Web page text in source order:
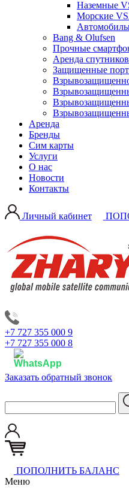
Наземные
Морские
Bang & Olufsen
Прочные
Аренда
Защищенные
Аренда
Бренды
Сим карты
Услуги
О нас
Новости
Контакты
Личный кабинет
+7 727 355 000 9
+7 727 355 000 8
Заказать обратный звонок
ПОПОЛНИТЬ БАЛАНС
Меню